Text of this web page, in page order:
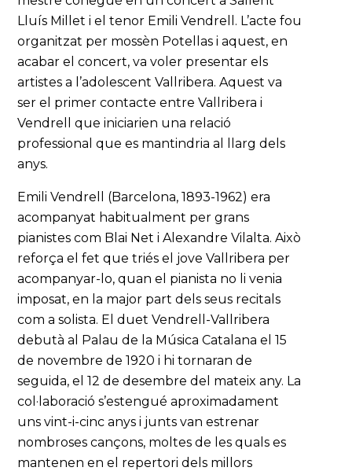
Lluís Millet i el tenor Emili Vendrell. L’acte fou
organitzat per mossèn Potellas i aquest, en
acabar el concert, va voler presentar els
artistes a l’adolescent Vallribera. Aquest va
ser el primer contacte entre Vallribera i
Vendrell que iniciarien una relació
professional que es mantindria al llarg dels
anys.
Emili Vendrell (Barcelona, 1893-1962) era
acompanyat habitualment per grans
pianistes com Blai Net i Alexandre Vilalta. Això
reforça el fet que triés el jove Vallribera per
acompanyar-lo, quan el pianista no li venia
imposat, en la major part dels seus recitals
com a solista. El duet Vendrell-Vallribera
debutà al Palau de la Música Catalana el 15
de novembre de 1920 i hi tornaran de
seguida, el 12 de desembre del mateix any. La
col·laboració s’estengué aproximadament
uns vint-i-cinc anys i junts van estrenar
nombroses cançons, moltes de les quals es
mantenen en el repertori dels millors